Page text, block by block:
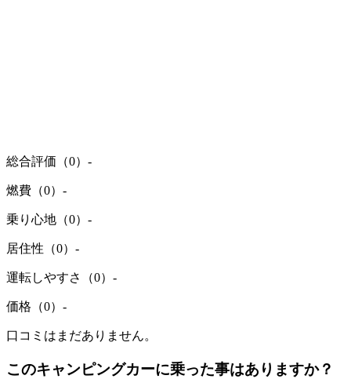
総合評価（0） -
燃費（0） -
乗り心地（0） -
居住性（0） -
運転しやすさ（0） -
価格（0） -
口コミはまだありません。
このキャンピングカーに乗った事はありますか？